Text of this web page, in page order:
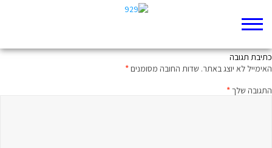
כתיבת תגובה
האימייל לא יוצג באתר. שדות החובה מסומנים*
התגובה שלך*